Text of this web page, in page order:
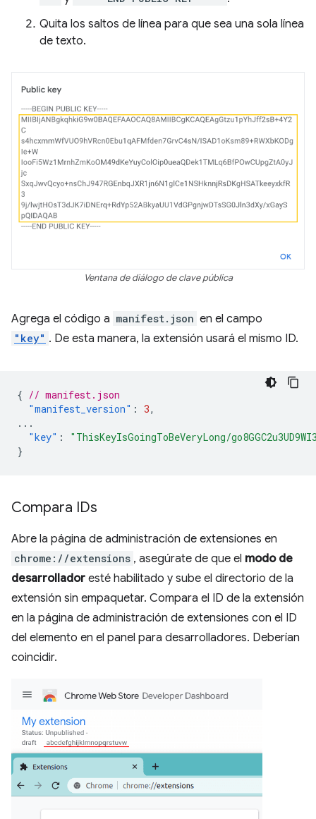
Quita los saltos de línea para que sea una sola línea
de texto.
Ventana de diálogo de clave pública
Agrega el código a manifest.json en el campo
"key" . De esta manera, la extensión usará el mismo ID.
{ // manifest.json
"manifest_version" : 3,
...
"key" :
"ThisKeyIsGoingToBeVeryLong/
}
Compara IDs
Abre la página de administración de extensiones en
chrome://extensions , asegúrate de que el modo de
desarrollador esté habilitado y sube el directorio de la
extensión sin empaquetar. Compara el ID de la extensión
en la página de administración de extensiones con el ID
del elemento en el panel para desarrolladores. Deberían
coincidir.